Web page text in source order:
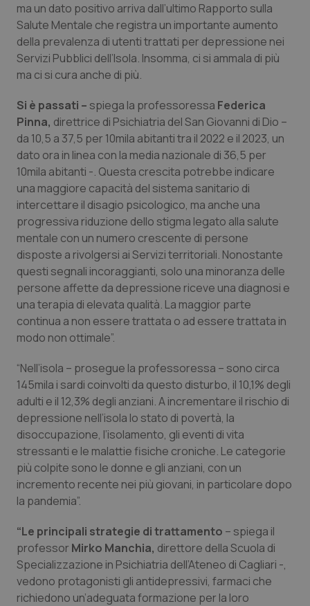
Campania
Emilia-Romagna
Lazio
Liguria
Lombardia
Marche
Molise
Piemonte
Provincia Autonoma di Bolzano
Provincia Autonoma di Trento
Puglia
Sardegna
Sicilia
Toscana
Umbria
Valle D’Aosta
Car-T
Colesterolo & coronaropatie
Diabete & glucometri
Disturbi dell’umore
Dolore
Donna & Salute
Epatiti
HIV
Infezioni & Febbre
Ipertensione & Scompenso
Malattie rare
Malattia di Crohn & Rettocolite Ulcerosa
Neuroscienze & patologie neurodegenerative
Obesità
Oftalmologia
Oncodermatologia
ma un dato positivo arriva dall’ultimo Rapporto sulla
Salute Mentale che registra un importante aumento
della prevalenza di utenti trattati per depressione nei
Servizi Pubblici dell’Isola. Insomma, ci si ammala di più
ma ci si cura anche di più.
Si è passati – spiega la professoressa Federica
Pinna, direttrice di Psichiatria del San Giovanni di Dio –
da 10,5 a 37,5 per 10mila abitanti tra il 2022 e il 2023, un
dato ora in linea con la media nazionale di 36,5 per
10mila abitanti -. Questa crescita potrebbe indicare
una maggiore capacità del sistema sanitario di
intercettare il disagio psicologico, ma anche una
progressiva riduzione dello stigma legato alla salute
mentale con un numero crescente di persone
disposte a rivolgersi ai Servizi territoriali. Nonostante
questi segnali incoraggianti, solo una minoranza delle
persone affette da depressione riceve una diagnosi e
una terapia di elevata qualità. La maggior parte
continua a non essere trattata o ad essere trattata in
modo non ottimale”.
“Nell’isola – prosegue la professoressa – sono circa
145mila i sardi coinvolti da questo disturbo, il 10,1% degli
adulti e il 12,3% degli anziani. A incrementare il rischio di
depressione nell’isola lo stato di povertà, la
disoccupazione, l’isolamento, gli eventi di vita
stressanti e le malattie fisiche croniche. Le categorie
più colpite sono le donne e gli anziani, con un
incremento recente nei più giovani, in particolare dopo
la pandemia”.
“Le principali strategie di trattamento – spiega il
professor Mirko Manchia, direttore della Scuola di
Specializzazione in Psichiatria dell’Ateneo di Cagliari -,
vedono protagonisti gli antidepressivi, farmaci che
richiedono un’adeguata formazione per la loro